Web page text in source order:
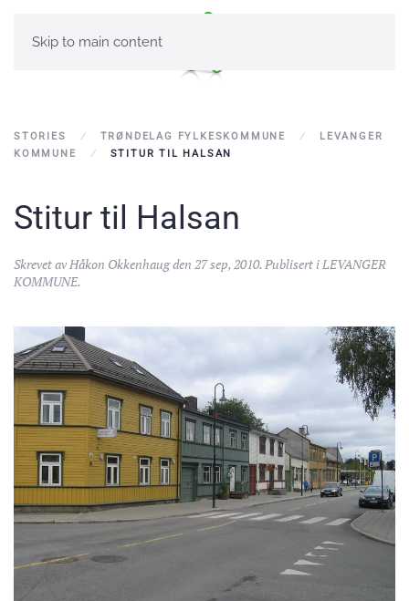
Skip to main content
STORIES TRØNDELAG FYLKESKOMMUNE
LEVANGER
KOMMUNE
STITUR TIL HALSAN
Stitur til Halsan
Skrevet avHåkon Okkenhaugden 27 sep, 2010. Publisert iLEVANGER
KOMMUNE.